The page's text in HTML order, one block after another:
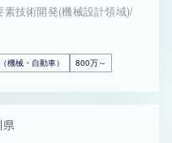
技術開発(機械設計領域)/
機械・自動車） 800万～
県